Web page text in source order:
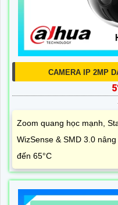
CAMERA IP 2MP
Zoom quang học mạnh,
WizSense & SMD 3.0
đến 65°C